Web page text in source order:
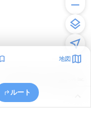
地図
ルート